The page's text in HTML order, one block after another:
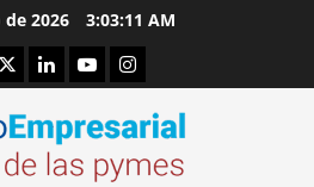
2026 3:03:11 AM
TwitterLinkedinYoutubeInstagram